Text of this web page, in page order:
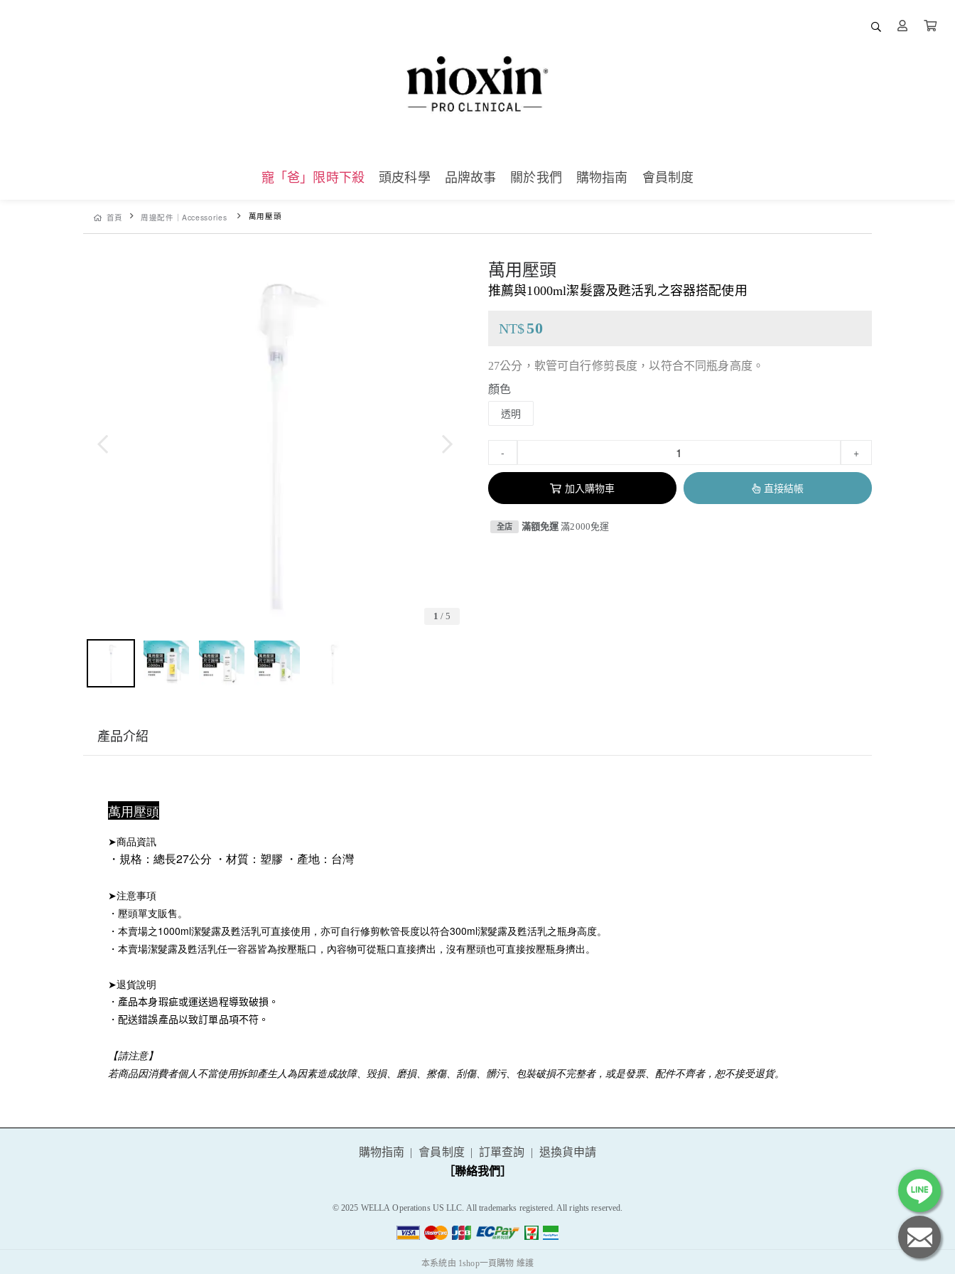
寵「爸」限時下殺 頭皮科學 品牌故事 關於我們 購物指南 會員制度
首頁 周邊配件｜Accessories 萬用壓頭
1 / 5
萬用壓頭
推薦與1000ml潔髮露及甦活乳之容器搭配使用
NT$50
27公分，軟管可自行修剪長度，以符合不同瓶身高度。
顏色
透明
- +
加入購物車 直接結帳
全店 滿額免運滿2000免運
產品介紹
萬用壓頭
➤商品資訊
・規格：總長27公分 ・材質：塑膠 ・產地：台灣
➤注意事項
・ 壓頭單支販售。
・本賣場之1000ml潔髮露及甦活乳可直接使用，亦可自行修剪軟管長度以符合300ml潔髮露及甦活乳之瓶身高度。
・本賣場潔髮露及甦活乳任一容器皆為按壓瓶口，內容物可從瓶口直接擠出，沒有壓頭也可直接按壓瓶身擠出。
➤退貨說明
・ 產品本身瑕疵或運送過程導致破損。
・ 配送錯誤產品以致訂單品項不符。
【請注意】
若商品因消費者個人不當使用拆卸產生人為因素造成故障、毀損、磨損、擦傷、刮傷、髒污、包裝破損不完整者，或是發票、配件不齊者，恕不接受退貨。
購物指南 會員制度 訂單查詢
退換貨申請
［聯絡我們］
© 2025 WELLAOperations US LLC. All trademarks registered. All rights reserved.
本系統由 1shop一頁購物 維護